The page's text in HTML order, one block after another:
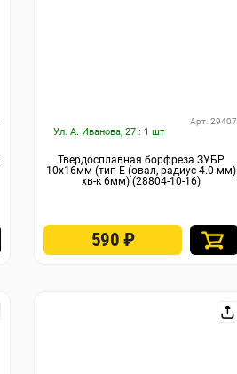
Ул. А. Иванова, 27 : 1 шт
Арт. 29407
Твердосплавная борфреза ЗУБР
10х16мм (тип E (овал, радиус 4.0 мм)
хв-к 6мм) (28804-10-16)
590 ₽